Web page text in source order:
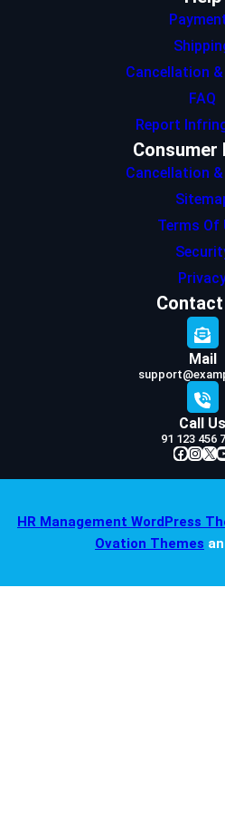
Cancellation
FAQ
Report
Consumer
Cancellation
Terms Of
Contact
Mail
Call Us
91 123 456
Facebook InstagramX YouTube
HR Management WordPress
Ovation Themes